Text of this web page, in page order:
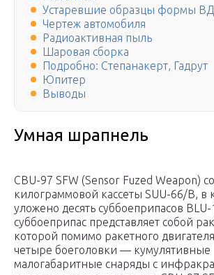
Устаревшие образцы формы
Чертеж автомобиля
Радиоактивная пыль
Шаровая сборка
Подробно: Степанакерт, Гадрут
Юпитер
Выводы
Умная шрапнель
CBU-97 SFW (Sensor Fuzed Weapon)
килограммовой кассеты SUU-66/B, в
уложено десять суббоеприпасов
суббоеприпас представляет собой
которой помимо ракетного
четыре боеголовки — кумулятивные
малогабаритные снаряды с